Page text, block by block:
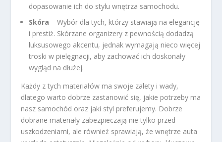
dopasowanie ich do stylu wnętrza samochodu.
Skóra – Wybór dla tych, którzy stawiają na elegancję
i prestiż. Skórzane organizery z pewnością dodadzą
luksusowego akcentu, jednak wymagają nieco więcej
troski w pielęgnacji, aby zachować ich doskonały
wygląd na dłużej.
Każdy z tych materiałów ma swoje zalety i wady,
dlatego warto dobrze zastanowić się, jakie potrzeby ma
nasz samochód oraz jaki styl preferujemy. Dobrze
dobrane materiały zabezpieczają nie tylko przed
uszkodzeniami, ale również sprawiają, że wnętrze auta